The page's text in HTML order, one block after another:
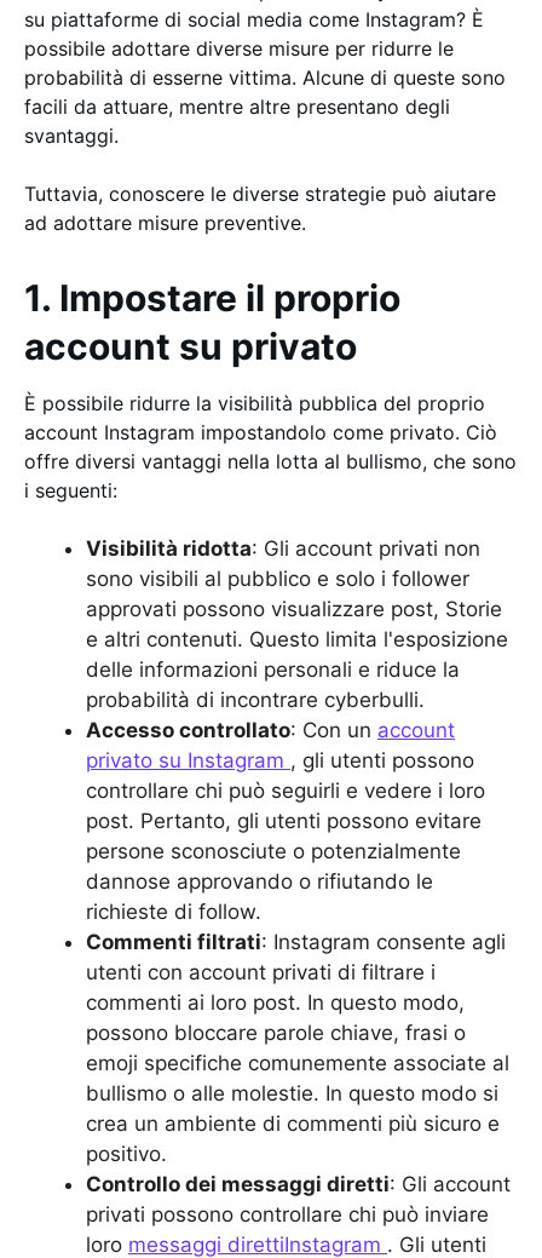
su piattaforme di social media come Instagram? È
possibile adottare diverse misure per ridurre le
probabilità di esserne vittima. Alcune di queste sono
facili da attuare, mentre altre presentano degli
svantaggi.
Tuttavia, conoscere le diverse strategie può aiutare
ad adottare misure preventive.
1. Impostare il proprio
account su privato
È possibile ridurre la visibilità pubblica del proprio
account Instagram impostandolo come privato. Ciò
offre diversi vantaggi nella lotta al bullismo, che sono
i seguenti:
Visibilità ridotta: Gli account privati non
sono visibili al pubblico e solo i follower
approvati possono visualizzare post, Storie
e altri contenuti. Questo limita l'esposizione
delle informazioni personali e riduce la
probabilità di incontrare cyberbulli.
Accesso controllato: Con un account
privato su Instagram , gli utenti possono
controllare chi può seguirli e vedere i loro
post. Pertanto, gli utenti possono evitare
persone sconosciute o potenzialmente
dannose approvando o rifiutando le
richieste di follow.
Commenti filtrati: Instagram consente agli
utenti con account privati di filtrare i
commenti ai loro post. In questo modo,
possono bloccare parole chiave, frasi o
emoji specifiche comunemente associate al
bullismo o alle molestie. In questo modo si
crea un ambiente di commenti più sicuro e
positivo.
Controllo dei messaggi diretti: Gli account
privati possono controllare chi può inviare
loro messaggi direttiInstagram . Gli utenti